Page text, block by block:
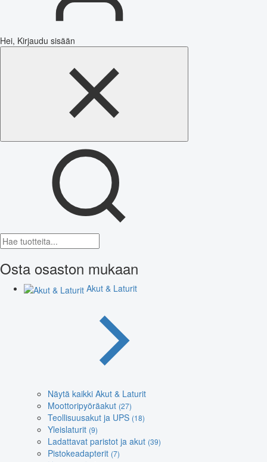
Hei, Kirjaudu sisään
Osta osaston mukaan
Akut & Laturit
Näytä kaikki Akut & Laturit
Moottoripyöräakut (27)
Teollisuusakut ja UPS (18)
Yleislaturit (9)
Ladattavat paristot ja akut (39)
Pistokeadapterit (7)